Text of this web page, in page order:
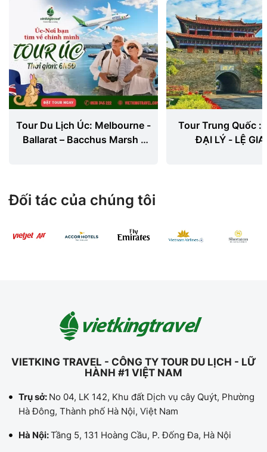
Tour Du Lịch Úc: Melbourne -
Ballarat – Bacchus Marsh -
Tour Trung Quốc :
ĐẠI LÝ - LỆ
Đối tác của chúng tôi
VIETKING TRAVEL - CÔNG TY TOUR DU LỊCH - LỮ
HÀNH #1 VIỆT NAM
Trụ sở: No 04, LK 142, Khu đất Dịch vụ cây Quýt, Phường
Hà Đông, Thành phố Hà Nội, Việt Nam
Hà Nội:Tầng 5, 131 Hoàng Cầu, P. Đống Đa, Hà Nội